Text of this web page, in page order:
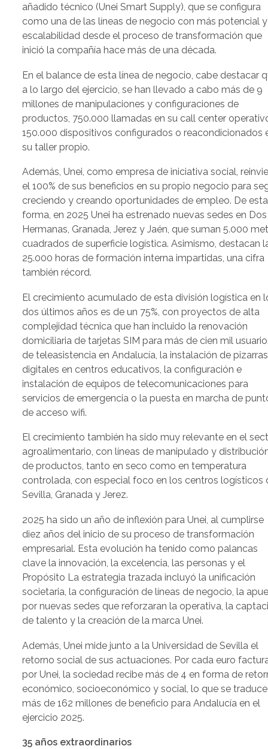
añadido técnico (Unei Smart Supply), que se configura
como una de las líneas de negocio con más potencial y
escalabilidad desde el proceso de transformación que
inició la compañía hace más de una década.
En el balance de esta línea de negocio, cabe destacar
a lo largo del ejercicio, se han llevado a cabo más de 9
millones de manipulaciones y configuraciones de
productos, 750.000 llamadas en su call center
150.000 dispositivos configurados o reacondicionados
su taller propio.
Además, Unei, como empresa de iniciativa social,
el 100% de sus beneficios en su propio negocio para
creciendo y creando oportunidades de empleo. De esta
forma, en 2025 Unei ha estrenado nuevas sedes en Dos
Hermanas, Granada, Jerez y Jaén, que suman 5.000
cuadrados de superficie logística. Asimismo, destacan
25.000 horas de formación interna impartidas, una cifra
también récord.
El crecimiento acumulado de esta división logística en
dos últimos años es de un 75%, con proyectos de alta
complejidad técnica que han incluido la renovación
domiciliaria de tarjetas SIM para más de cien mil
de teleasistencia en Andalucía, la instalación de pizarras
digitales en centros educativos, la configuración e
instalación de equipos de telecomunicaciones para
servicios de emergencia o la puesta en marcha de
de acceso wifi.
El crecimiento también ha sido muy relevante en el
agroalimentario, con líneas de manipulado y
de productos, tanto en seco como en temperatura
controlada, con especial foco en los centros logísticos
Sevilla, Granada y Jerez.
2025 ha sido un año de inflexión para Unei, al cumplirse
diez años del inicio de su proceso de transformación
empresarial. Esta evolución ha tenido como palancas
clave la innovación, la excelencia, las personas y el
Propósito La estrategia trazada incluyó la unificación
societaria, la configuración de líneas de negocio, la
por nuevas sedes que reforzaran la operativa, la
de talento y la creación de la marca Unei.
Además, Unei mide junto a la Universidad de Sevilla el
retorno social de sus actuaciones. Por cada euro
por Unei, la sociedad recibe más de 4 en forma de
económico, socioeconómico y social, lo que se
más de 162 millones de beneficio para Andalucía en el
ejercicio 2025.
35 años extraordinarios